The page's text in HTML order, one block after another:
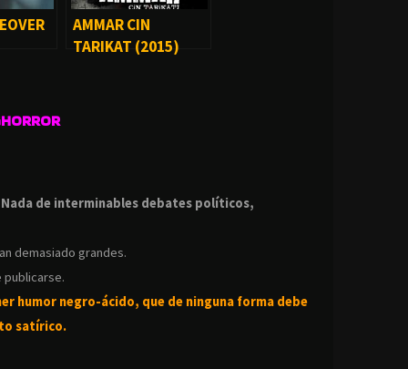
AMMAR CIN
TARIKAT (2015)
Nada de interminables debates políticos,
demasiado grandes.
publicarse.
humor negro-ácido, que de ninguna forma debe
satírico.